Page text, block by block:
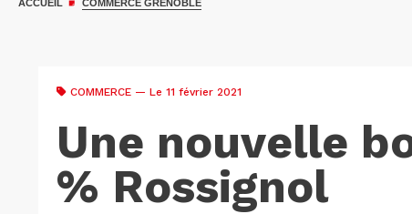
ACCUEIL COMMERCE GRENOBLE
COMMERCE — Le 11 février 2021
Une nouvelle
% Rossignol